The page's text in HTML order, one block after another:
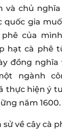
và chủ
quốc gia
của
hạt cà phê
đồng nghĩa
ngành
thực hiện ý
năm 1600.